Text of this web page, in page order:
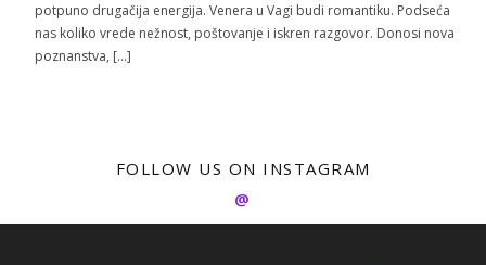
potpuno drugačija energija. Venera u Vagi budi romantiku. Podseća
nas koliko vrede nežnost, poštovanje i iskren razgovor. Donosi nova
poznanstva, […]
FOLLOW US ON INSTAGRAM
@